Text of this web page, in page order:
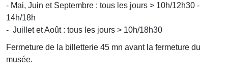
- Mai, Juin et Septembre : tous les jours > 10h/12h30 -
14h/18h
- Juillet et Août : tous les jours > 10h/18h30
Fermeture de la billetterie 45 mn avant la fermeture du
musée.